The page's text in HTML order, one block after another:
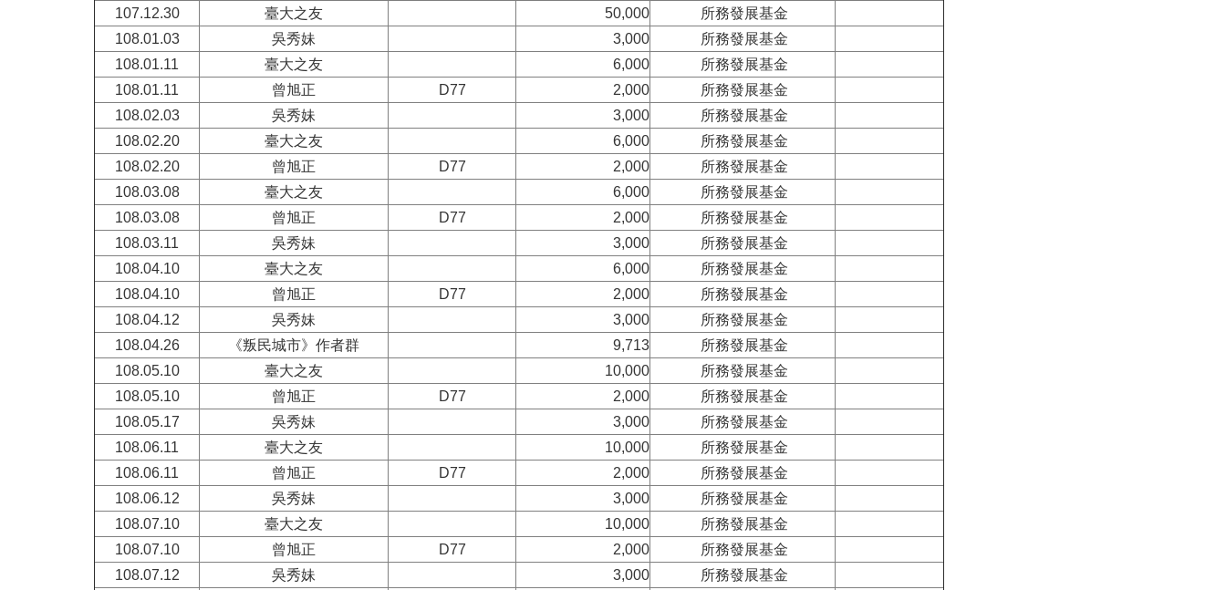
107.12.30
臺大之友 50,000
所務發展基金
108.01.03
吳秀妹 3,000
所務發展基金
108.01.11
臺大之友 6,000
所務發展基金
108.01.11
曾旭正 D77 2,000
所務發展基金
108.02.03
吳秀妹 3,000
所務發展基金
108.02.20
臺大之友 6,000
所務發展基金
108.02.20
曾旭正 D77 2,000
所務發展基金
108.03.08
臺大之友 6,000
所務發展基金
108.03.08
曾旭正 D77 2,000
所務發展基金
108.03.11
吳秀妹 3,000
所務發展基金
108.04.10
臺大之友 6,000
所務發展基金
108.04.10
曾旭正 D77 2,000
所務發展基金
108.04.12
吳秀妹 3,000
所務發展基金
108.04.26
《叛民城市》作者群 9,713
所務發展基金
108.05.10
臺大之友 10,000
所務發展基金
108.05.10
曾旭正 D77 2,000
所務發展基金
108.05.17
吳秀妹 3,000
所務發展基金
108.06.11
臺大之友 10,000
所務發展基金
108.06.11
曾旭正 D77 2,000
所務發展基金
108.06.12
吳秀妹 3,000
所務發展基金
108.07.10
臺大之友 10,000
所務發展基金
108.07.10
曾旭正 D77 2,000
所務發展基金
108.07.12
吳秀妹 3,000
所務發展基金